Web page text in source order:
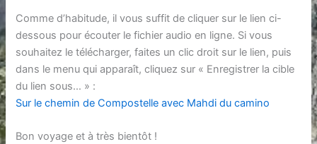
Comme d’habitude, il vous suffit de cliquer sur le lien ci-
dessous pour écouter le fichier audio en ligne. Si vous
souhaitez le télécharger, faites un clic droit sur le lien, puis
dans le menu qui apparaît, cliquez sur « Enregistrer la cible
du lien sous… » :
Sur le chemin de Compostelle avec Mahdi du camino
Bon voyage et à très bientôt !